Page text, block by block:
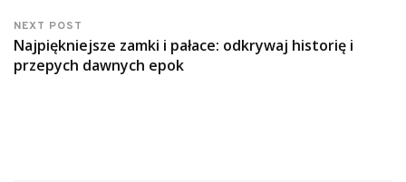
NEXT POST
Najpiękniejsze zamki i pałace: odkrywaj historię i
przepych dawnych epok